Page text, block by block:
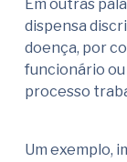
Em outras
dispensa
doença, por
funcionário
processo
Um exemplo,